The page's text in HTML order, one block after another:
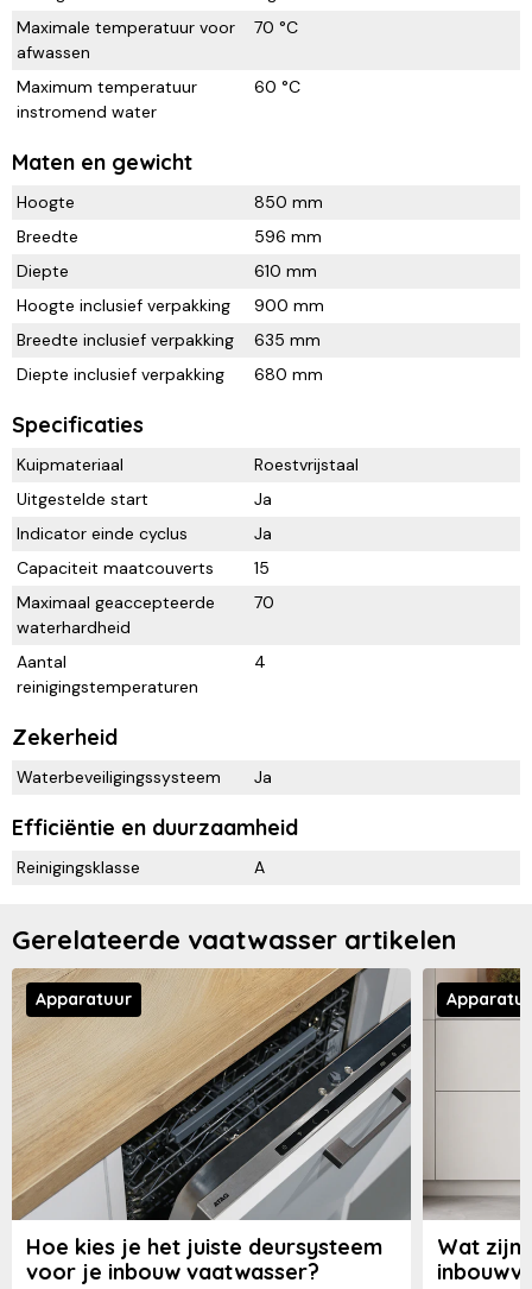
Maximale temperatuur voor
afwassen
70 °C
Maximum temperatuur
instromend water
60 °C
Maten en gewicht
Hoogte
850 mm
Breedte
596 mm
Diepte
610 mm
Hoogte inclusief verpakking
900 mm
Breedte inclusief verpakking
635 mm
Diepte inclusief verpakking
680 mm
Specificaties
Kuipmateriaal
Roestvrijstaal
Uitgestelde start
Ja
Indicator einde cyclus
Ja
Capaciteit maatcouverts
15
Maximaal geaccepteerde
waterhardheid
70
Aantal
reinigingstemperaturen
4
Zekerheid
Waterbeveiligingssysteem Ja
Efficiëntie en duurzaamheid
Reinigingsklasse A
Gerelateerde vaatwasser artikelen
Hoe kies je het juiste deursysteem
voor je inbouw vaatwasser?
Apparatuur
Wat zijn